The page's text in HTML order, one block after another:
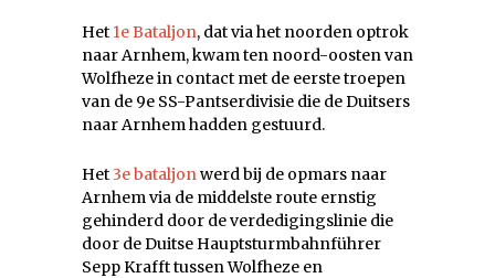
Het 1e Bataljon, dat via het noorden optrok
naar Arnhem, kwam ten noord-oosten van
Wolfheze in contact met de eerste troepen
van de 9e SS-Pantserdivisie die de Duitsers
naar Arnhem hadden gestuurd.
Het3e bataljonwerd bij de opmars naar
Arnhem via de middelste route ernstig
gehinderd door de verdedigingslinie die
door de Duitse Hauptsturmbahnführer
Sepp Krafft tussen Wolfheze en